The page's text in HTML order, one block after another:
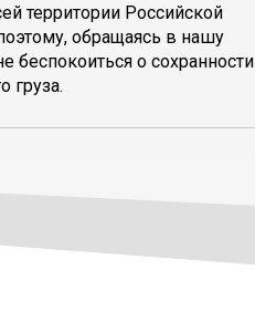
территории Российской
обращаясь в нашу
беспокоиться о сохранности
груза.